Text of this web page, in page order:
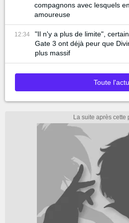
compagnons avec lesquels
amoureuse
12:34
"Il n'y a plus de limite",
Gate 3 ont déjà peur que
plus massif
Toute l'actu